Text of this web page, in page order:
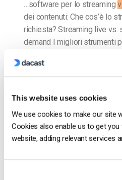
This website uses cookies
We use cookies to make our site
Cookies also enable us to get
website, adding relevant services
…software per lo streaming
dei contenuti: Che cos’è lo
richiesta? Streaming live vs.
demand I migliori strumenti
Il blog degli